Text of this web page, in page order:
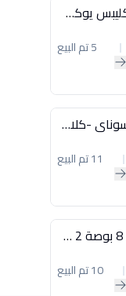
علبة ثلاجة كليبس يوكسان
5 تم البيع
غلاية مياه سوناي -كلاسيك 2200 وات، 1.7 لتر زجاج اضائة ليد - MAR-3752
11 تم البيع
سكينة بلطة 8 بوصة 2 مسمار
10 تم البيع